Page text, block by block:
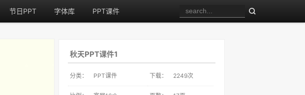
节日PPT 字体库 PPT课件
秋天PPT课件1
分类： PPT课件 下载： 2249次